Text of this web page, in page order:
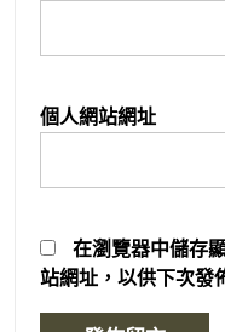
個人網站網址
在瀏覽器中儲存
站網址，以供下次發